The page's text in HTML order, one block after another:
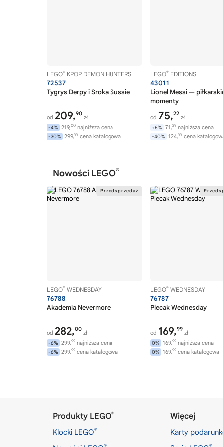
LEGO DC Super Hero Girls
LEGO Dimensions
LEGO DINO 2010
LEGO DINO ATTACK
LEGO DREAMZzz
LEGO EXO-FORCE
LEGO Factory
LEGO Fast and Furious
LEGO FORMA
LEGO Games
LEGO Ghostbusters
LEGO® KPOP DEMON HUNTERS
72537
Tygrys Derpy i Sroka Sussie
od 209,90
zł
-4% 219,00 najniższa cena
-30% 299,99 cena katalogowa
LEGO® EDITIONS
43011
Lionel Messi —
momenty
od 75,22
zł
+6% 71,29 najniższa cena
-40% 124,99 cena
Nowości LEGO®
LEGO® WEDNESDAY
76788
Akademia Nevermore
od 282,00
zł
-6% 299,99 najniższa cena
-6% 299,99 cena katalogowa
LEGO® WEDNESDAY
76787
Plecak Wednesday
od 169,99
zł
0% 169,99 najniższa cena
0% 169,99 cena katalogowa
Produkty LEGO®
Klocki LEGO®
®
Więcej
Karty
®